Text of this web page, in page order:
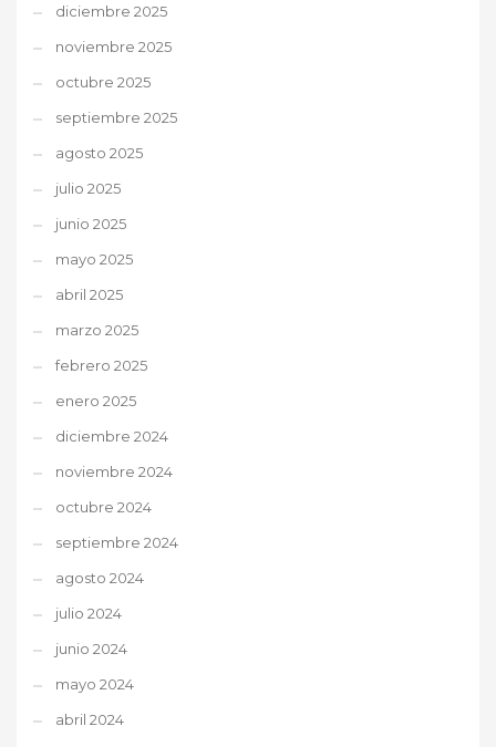
diciembre 2025
noviembre 2025
octubre 2025
septiembre 2025
agosto 2025
julio 2025
junio 2025
mayo 2025
abril 2025
marzo 2025
febrero 2025
enero 2025
diciembre 2024
noviembre 2024
octubre 2024
septiembre 2024
agosto 2024
julio 2024
junio 2024
mayo 2024
abril 2024